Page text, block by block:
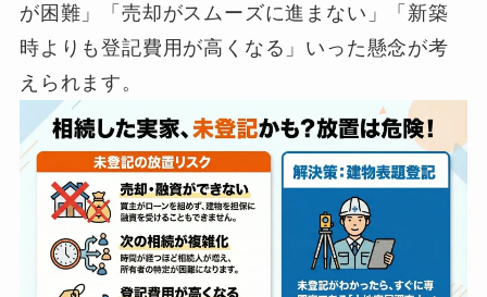
が困難」「売却がスムーズに進まない」「新築
時よりも登記費用が高くなる」いった懸念が考
えられます。